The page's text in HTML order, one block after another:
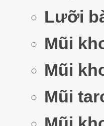
Lưỡi
Mũi
Mũi
Mũi